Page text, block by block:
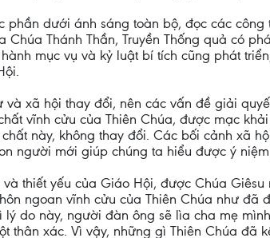
dưới ánh sáng toàn bộ, đọc các
Thánh Thần, Truyền Thống quả có
mục vụ và kỷ luật bí tích cũng phát
xã hội thay đổi, nên các vấn đề giải
vĩnh cửu của Thiên Chúa, được mạc
này, không thay đổi. Các bối cảnh xã
người mới giúp chúng ta hiểu được ý
thiết yếu của Giáo Hội, được Chúa
ngoan vĩnh cửu của Thiên Chúa như
do này, người đàn ông sẽ lìa cha mẹ
thân xác. Vì vậy, những gì Thiên Chúa